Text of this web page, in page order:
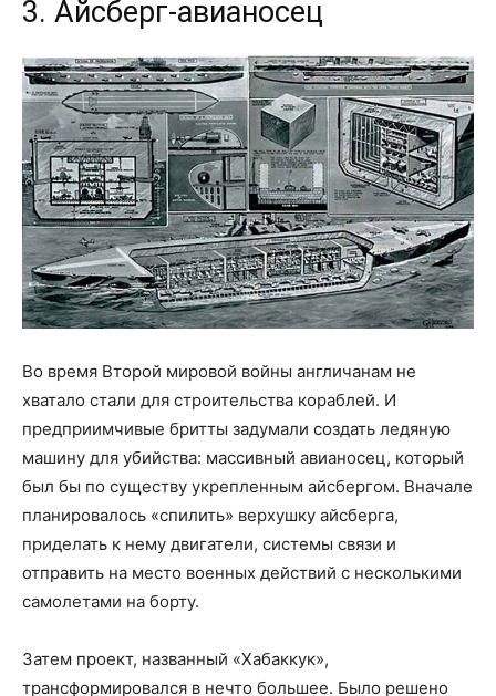
3. Айсберг-авианосец
Во время Второй мировой войны англичанам не
хватало стали для строительства кораблей. И
предприимчивые бритты задумали создать ледяную
машину для убийства: массивный авианосец, который
был бы по существу укрепленным айсбергом. Вначале
планировалось «спилить» верхушку айсберга,
приделать к нему двигатели, системы связи и
отправить на место военных действий с несколькими
самолетами на борту.
Затем проект, названный «Хабаккук»,
трансформировался в нечто большее. Было решено